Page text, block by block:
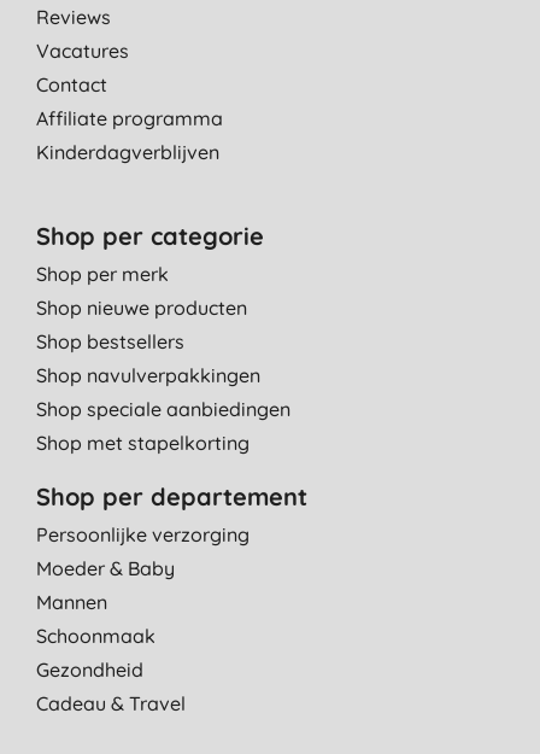
Reviews
Vacatures
Contact
Affiliate programma
Kinderdagverblijven
Shop per categorie
Shop per merk
Shop nieuwe producten
Shop bestsellers
Shop navulverpakkingen
Shop speciale aanbiedingen
Shop met stapelkorting
Shop per departement
Persoonlijke verzorging
Moeder & Baby
Mannen
Schoonmaak
Gezondheid
Cadeau & Travel